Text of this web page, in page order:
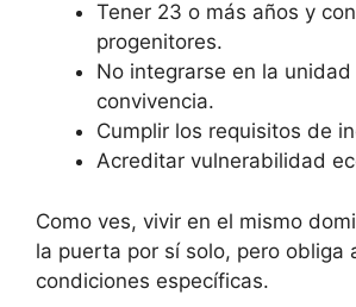
Tener 23 o más años y
progenitores.
No integrarse en la unidad
convivencia.
Cumplir los requisitos de
Acreditar vulnerabilidad
Como ves, vivir en el mismo
la puerta por sí solo, pero obliga
condiciones específicas.